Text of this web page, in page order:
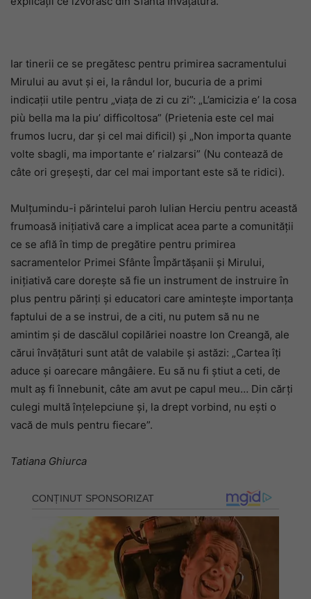
Iar tinerii ce se pregătesc pentru primirea sacramentului
Mirului au avut și ei, la rândul lor, bucuria de a primi
indicații utile pentru „viața de zi cu zi”: „L’amicizia e’ la cosa
più bella ma la piu’ difficoltosa” (Prietenia este cel mai
frumos lucru, dar și cel mai dificil) și „Non importa quante
volte sbagli, ma importante e’ rialzarsi” (Nu contează de
câte ori greșești, dar cel mai important este să te ridici).
Mulțumindu-i părintelui paroh Iulian Herciu pentru această
frumoasă inițiativă care a implicat acea parte a comunității
ce se află în timp de pregătire pentru primirea
sacramentelor Primei Sfânte Împărtășanii și Mirului,
inițiativă care dorește să fie un instrument de instruire în
plus pentru părinți și educatori care amintește importanța
faptului de a se instrui, de a citi, nu putem să nu ne
amintim și de dascălul copilăriei noastre Ion Creangă, ale
cărui învățături sunt atât de valabile și astăzi: „Cartea îţi
aduce şi oarecare mângâiere. Eu să nu fi ştiut a ceti, de
mult aş fi înnebunit, câte am avut pe capul meu… Din cărţi
culegi multă înţelepciune şi, la drept vorbind, nu eşti o
vacă de muls pentru fiecare”.
Tatiana Ghiurca